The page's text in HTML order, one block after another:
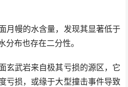
幔的水含量，发现其显著低于
分布也存在二分性。
武岩来自极其亏损的源区，它
亏损，或缘于大型撞击事件导致